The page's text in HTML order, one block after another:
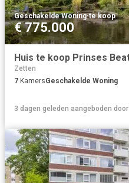
Geschakelde Woning·te koop
€ 775.000
Zetten
7 KamersGeschakelde Woning
3 dagen geleden aangeboden door